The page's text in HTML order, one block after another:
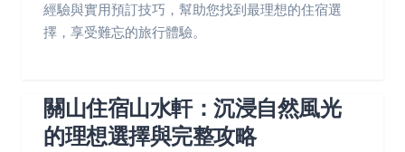
經驗與實用預訂技巧，幫助您找到最理想的住宿選
擇，享受難忘的旅行體驗。
關山住宿山水軒：沉浸自然風光
的理想選擇與完整攻略